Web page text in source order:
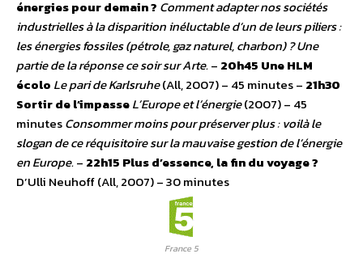
énergies pour demain ? Comment adapter nos sociétés
industrielles à la disparition inéluctable d’un de leurs piliers :
les énergies fossiles (pétrole, gaz naturel, charbon) ? Une
partie de la réponse ce soir sur Arte.– 20h45 Une HLM
écolo Le pari de Karlsruhe(All, 2007) – 45 minutes – 21h30
Sortir de l’impasseL’Europe et l’énergie(2007) – 45
minutesConsommer moins pour préserver plus : voilà le
slogan de ce réquisitoire sur la mauvaise gestion de l’énergie
en Europe.– 22h15 Plus d’essence, la fin du voyage ?
D’Ulli Neuhoff (All, 2007) – 30 minutes
France 5